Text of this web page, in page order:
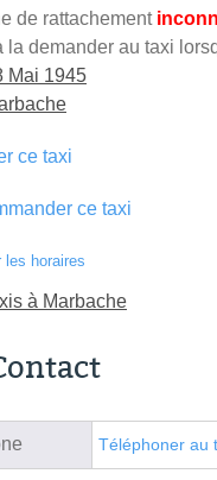
de rattachement
la demander au taxi
Mai 1945
ce taxi
ce taxi
les horaires
à Marbache
Téléphoner au